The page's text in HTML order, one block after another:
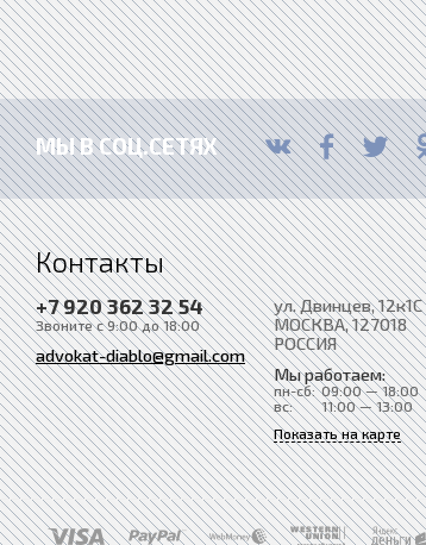
МЫ В СОЦ.СЕТЯХ
Контакты
+7 920 362 32 54
Звоните с 9:00 до 18:00
advokat-diablo@gmail.com
ул. Двинцев, 12к1С
МОСКВА, 127018
РОССИЯ
Мы работаем:
пн-сб: 09:00 — 18:00
вс:
11:00 — 13:00
Показать на карте